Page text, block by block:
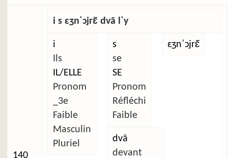
140
i s ɛʒnˈɔjrɛ̃ dvã lˈy
i
Ils
IL/ELLE
Pronom
_3e
Faible
Masculin
Pluriel
s
se
SE
Pronom
Réfléchi
Faible
ɛʒnˈɔjrɛ̃
dvã
devant